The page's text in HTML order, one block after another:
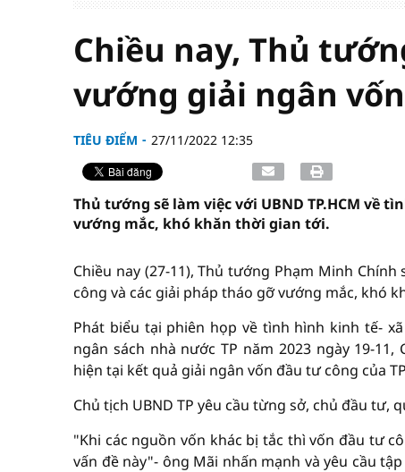
10:23 Giá
Các
08:15 Lợi
Chiều nay, Thủ
vướng giải ngân
TIÊU ĐIỂM 27/11/2022 12:35
Thủ tướng sẽ làm việc với UBND TP.HCM về
vướng mắc, khó khăn thời gian tới.
Chiều nay (27-11), Thủ tướng Phạm Minh
công và các giải pháp tháo gỡ vướng mắc, khó
Phát biểu tại phiên họp về tình hình kinh tế-
ngân sách nhà nước TP năm 2023 ngày 19-
hiện tại kết quả giải ngân vốn đầu tư công của
Chủ tịch UBND TP yêu cầu từng sở, chủ đầu tư,
"Khi các nguồn vốn khác bị tắc thì vốn đầu tư
vấn đề này"- ông Mãi nhấn mạnh và yêu cầu